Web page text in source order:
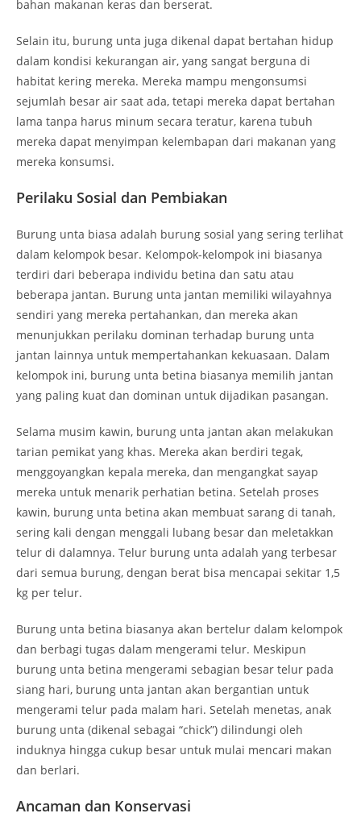
bahan makanan keras dan berserat.
Selain itu, burung unta juga dikenal dapat bertahan hidup
dalam kondisi kekurangan air, yang sangat berguna di
habitat kering mereka. Mereka mampu mengonsumsi
sejumlah besar air saat ada, tetapi mereka dapat bertahan
lama tanpa harus minum secara teratur, karena tubuh
mereka dapat menyimpan kelembapan dari makanan yang
mereka konsumsi.
Perilaku Sosial dan Pembiakan
Burung unta biasa adalah burung sosial yang sering terlihat
dalam kelompok besar. Kelompok-kelompok ini biasanya
terdiri dari beberapa individu betina dan satu atau
beberapa jantan. Burung unta jantan memiliki wilayahnya
sendiri yang mereka pertahankan, dan mereka akan
menunjukkan perilaku dominan terhadap burung unta
jantan lainnya untuk mempertahankan kekuasaan. Dalam
kelompok ini, burung unta betina biasanya memilih jantan
yang paling kuat dan dominan untuk dijadikan pasangan.
Selama musim kawin, burung unta jantan akan melakukan
tarian pemikat yang khas. Mereka akan berdiri tegak,
menggoyangkan kepala mereka, dan mengangkat sayap
mereka untuk menarik perhatian betina. Setelah proses
kawin, burung unta betina akan membuat sarang di tanah,
sering kali dengan menggali lubang besar dan meletakkan
telur di dalamnya. Telur burung unta adalah yang terbesar
dari semua burung, dengan berat bisa mencapai sekitar 1,5
kg per telur.
Burung unta betina biasanya akan bertelur dalam kelompok
dan berbagi tugas dalam mengerami telur. Meskipun
burung unta betina mengerami sebagian besar telur pada
siang hari, burung unta jantan akan bergantian untuk
mengerami telur pada malam hari. Setelah menetas, anak
burung unta (dikenal sebagai “chick”) dilindungi oleh
induknya hingga cukup besar untuk mulai mencari makan
dan berlari.
Ancaman dan Konservasi